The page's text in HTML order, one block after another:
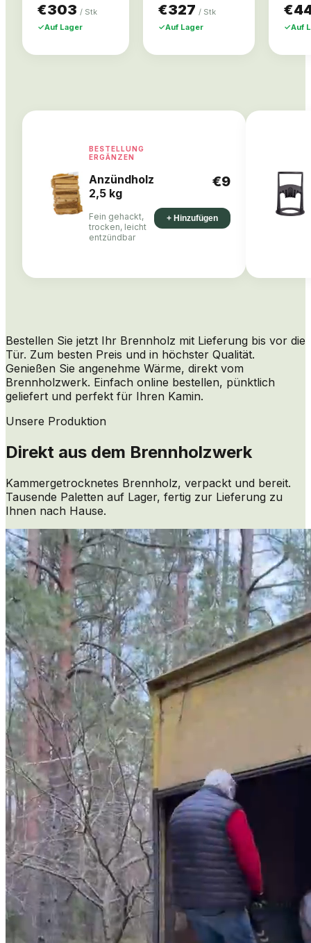
€303 / Stk
✓Auf Lager
€327 / Stk
✓Auf Lager ✓Auf
BESTELLUNG
ERGÄNZEN
Anzündholz
2,5 kg
Fein gehackt,
trocken, leicht
entzündbar
€9
+ Hinzufügen
Bestellen Sie jetzt Ihr Brennholz mit Lieferung bis vor die
Tür. Zum besten Preis und in höchster Qualität.
Genießen Sie angenehme Wärme, direkt vom
Brennholzwerk. Einfach online bestellen, pünktlich
geliefert und perfekt für Ihren Kamin.
Unsere Produktion
Direkt aus dem Brennholzwerk
Kammergetrocknetes Brennholz, verpackt und bereit.
Tausende Paletten auf Lager, fertig zur Lieferung zu
Ihnen nach Hause.